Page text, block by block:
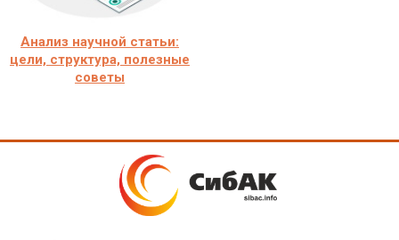
Анализ научной статьи:
цели, структура, полезные
советы